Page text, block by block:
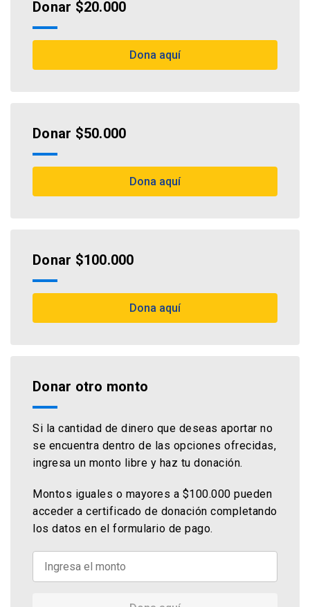
Donar $20.000
Dona aquí
Donar $50.000
Dona aquí
Donar $100.000
Dona aquí
Donar otro monto
Si la cantidad de dinero que deseas aportar no
se encuentra dentro de las opciones ofrecidas,
ingresa un monto libre y haz tu donación.
Montos iguales o mayores a $100.000 pueden
acceder a certificado de donación completando
los datos en el formulario de pago.